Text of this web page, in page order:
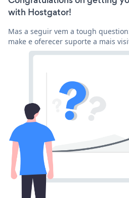
with Hostgator!
Mas a seguir vem a tough
make e oferecer suporte a mais